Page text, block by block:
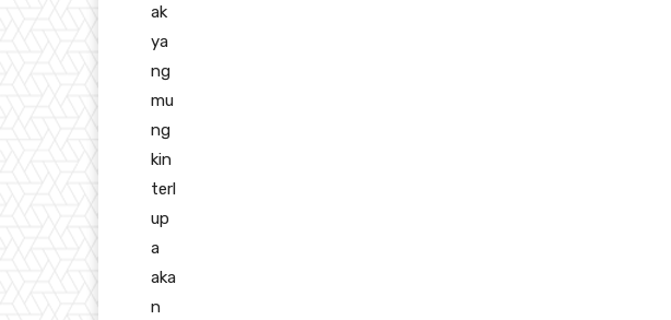
ak
ya
ng
mu
ng
kin
terl
up
a
aka
n